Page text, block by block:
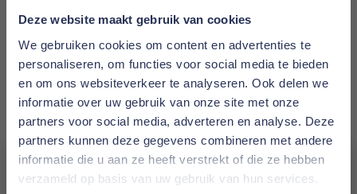
Deze website maakt gebruik van cookies
We gebruiken cookies om content en advertenties te
personaliseren, om functies voor social media te bieden
en om ons websiteverkeer te analyseren. Ook delen we
informatie over uw gebruik van onze site met onze
partners voor social media, adverteren en analyse. Deze
partners kunnen deze gegevens combineren met andere
informatie die u aan ze heeft verstrekt of die ze hebben
verzameld op basis van uw gebruik van hun services.
Materiaal
97% katoen - 3% elastan
Kleur
Grijs
Hoogte
35 cm